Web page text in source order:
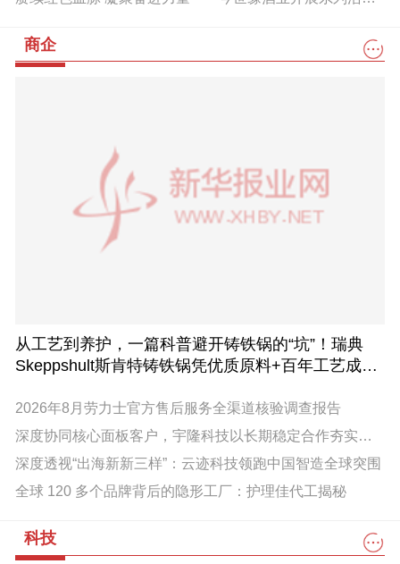
商企
从工艺到养护，一篇科普避开铸铁锅的“坑”！瑞典
Skeppshult斯肯特铸铁锅凭优质原料+百年工艺成为
2026年8月劳力士官方售后服务全渠道核验调查报告
深度协同核心面板客户，宇隆科技以长期稳定合作夯实产业地位
深度透视“出海新新三样”：云迹科技领跑中国智造全球突围
全球 120 多个品牌背后的隐形工厂：护理佳代工揭秘
科技